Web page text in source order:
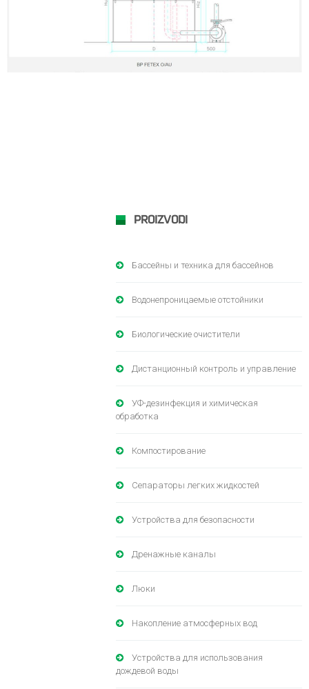
PROIZVODI
Бассейны и техника для бассейнов
Водонепроницаемые отстойники
Биологические очистители
Дистанционный контроль и управление
УФ-дезинфекция и химическая
обработка
Компостирование
Сепараторы легких жидкостей
Устройства для безопасности
Дренажные каналы
Люки
Накопление атмосферных вод
Устройства для использования
дождевой воды